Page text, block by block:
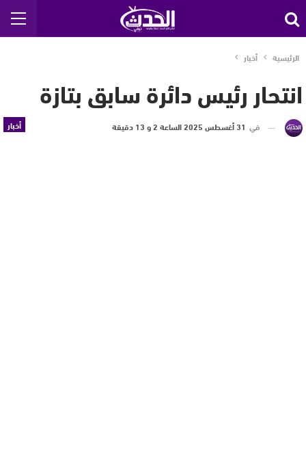
الرئيسية أخبار
انتحار رئيس دائرة سابق بتازة
أخبار في 31 أغسطس 2025 الساعة 2 و 13 دقيقة